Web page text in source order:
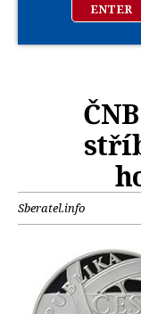
ENTER
Sberatel.info